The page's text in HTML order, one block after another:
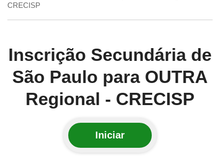
CRECISP
Inscrição Secundária de
São Paulo para OUTRA
Regional - CRECISP
Iniciar